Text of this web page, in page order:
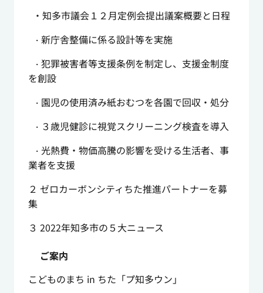
・知多市議会１２月定例会提出議案概要と日程
・ 新庁舎整備に係る設計等を実施
・ 犯罪被害者等支援条例を制定し、支援金制度
を創設
・ 園児の使用済み紙おむつを各園で回収・処分
・ ３歳児健診に視覚スクリーニング検査を導入
・ 光熱費・物価高騰の影響を受ける生活者、事
業者を支援
２ ゼロカーボンシティちた推進パートナーを募
集
３ 2022年知多市の５大ニュース
ご案内
こどものまち in ちた「プ知多ウン」